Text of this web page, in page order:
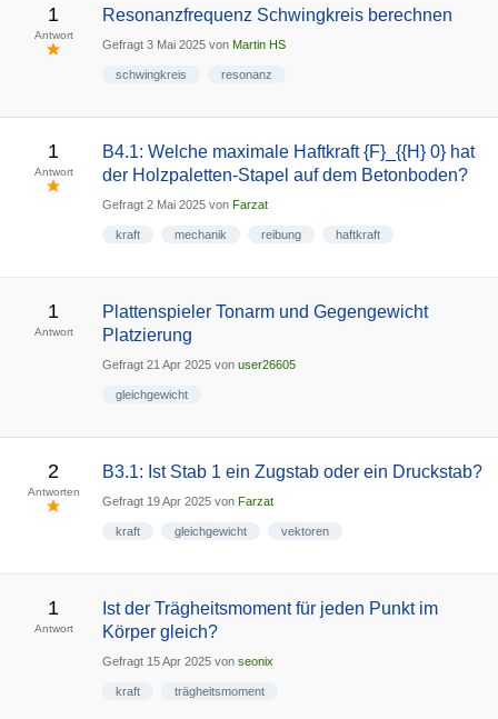
1
Antwort
Resonanzfrequenz Schwingkreis berechnen
Gefragt 3 Mai 2025 von Martin HS
schwingkreis resonanz
1
Antwort
B4.1: Welche maximale Haftkraft {F}_{{H} 0} hat
der Holzpaletten-Stapel auf dem Betonboden?
Gefragt 2 Mai 2025 von Farzat
kraft mechanik reibung haftkraft
1
Antwort
Plattenspieler Tonarm und Gegengewicht
Platzierung
Gefragt 21 Apr 2025 von user26605
gleichgewicht
2
Antworten
B3.1: Ist Stab 1 ein Zugstab oder ein Druckstab?
Gefragt 19 Apr 2025 von Farzat
kraft gleichgewicht vektoren
1
Antwort
Ist der Trägheitsmoment für jeden Punkt im
Körper gleich?
Gefragt 15 Apr 2025 von seonix
kraft trägheitsmoment